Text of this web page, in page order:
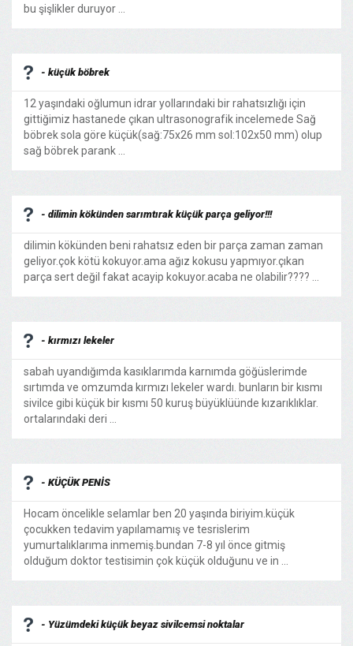
bu şişlikler duruyor ...
- küçük böbrek
12 yaşındaki oğlumun idrar yollarındaki bir rahatsızlığı için
gittiğimiz hastanede çıkan ultrasonografik incelemede Sağ
böbrek sola göre küçük(sağ:75x26 mm sol:102x50 mm) olup
sağ böbrek parank ...
- dilimin kökünden sarımtırak küçük parça geliyor!!!
dilimin kökünden beni rahatsız eden bir parça zaman zaman
geliyor.çok kötü kokuyor.ama ağız kokusu yapmıyor.çıkan
parça sert değil fakat acayip kokuyor.acaba ne olabilir???? ...
- kırmızı lekeler
sabah uyandığımda kasıklarımda karnımda göğüslerimde
sırtımda ve omzumda kırmızı lekeler wardı. bunların bir kısmı
sivilce gibi küçük bir kısmı 50 kuruş büyüklüünde kızarıklıklar.
ortalarındaki deri ...
- KÜÇÜK PENİS
Hocam öncelikle selamlar ben 20 yaşında biriyim.küçük
çocukken tedavim yapılamamış ve tesrislerim
yumurtalıklarıma inmemiş.bundan 7-8 yıl önce gitmiş
olduğum doktor testisimin çok küçük olduğunu ve in ...
- Yüzümdeki küçük beyaz sivilcemsi noktalar